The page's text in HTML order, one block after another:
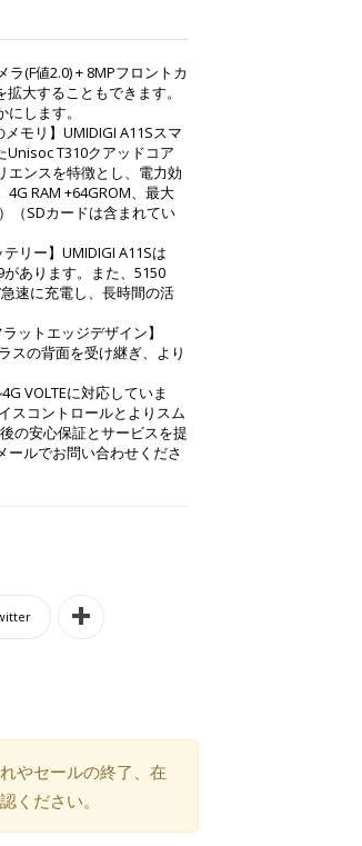
(F値2.0) + 8MPフロントカ
大することもできます。
します。
モリ】UMIDIGI A11Sスマ
Unisoc T310クアッドコア
エンスを特徴とし、電力効
RAM +64GROM、最大
（SDカードは含まれてい
リー】UMIDIGI A11Sは
あります。また、5150
速に充電し、長時間の活
ットエッジデザイン】
スの背面を受け継ぎ、より
VOLTEに対応していま
スコントロールとよりスム
の安心保証とサービスを提
ールでお問い合わせくださ
やセールの終了、在
ください。